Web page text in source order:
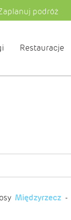
podróż
Restauracje
Międzyrzecz -